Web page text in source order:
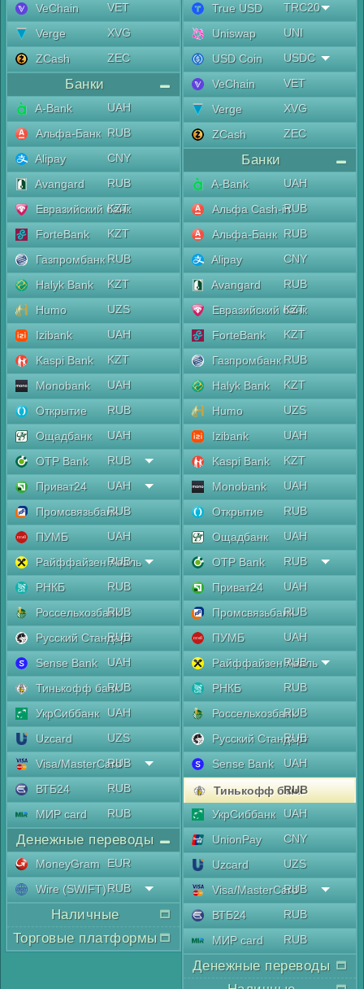
VeChain
VET
Verge
XVG
ZCash
ZEC
Банки
A-Bank
UAH
Альфа-Банк RUB
Alipay
CNY
Avangard
RUB
Евразийский банк
KZT
ForteBank
KZT
Газпромбанк RUB
Halyk Bank
KZT
Humo
UZS
Izibank
UAH
Kaspi Bank
KZT
Monobank
UAH
Открытие
RUB
Ощадбанк
UAH
OTP Bank
RUB
Приват24
UAH
ПромсвязьбанкRUB
ПУМБ
UAH
Райффайзен Аваль
RUB
РНКБ
RUB
РоссельхозбанкRUB
Русский Стандарт
RUB
Sense Bank
UAH
Тинькофф банкRUB
УкрСиббанк
UAH
Uzcard
UZS
Visa/MasterCard
RUB
ВТБ24
RUB
МИР card
RUB
Денежные переводы
MoneyGram
EUR
Wire (SWIFT)RUB
Наличные
Торговые платформы
True USD
TRC20
Uniswap
UNI
USD Coin
USDC
VeChain
VET
Verge
XVG
ZCash
ZEC
Банки
A-Bank
UAH
Альфа Cash-inRUB
Альфа-Банк RUB
Alipay
CNY
Avangard
RUB
Евразийский банк
KZT
ForteBank
KZT
Газпромбанк RUB
Halyk Bank
KZT
Humo
UZS
Izibank
UAH
Kaspi Bank
KZT
Monobank
UAH
Открытие
RUB
Ощадбанк
UAH
OTP Bank
RUB
Приват24
UAH
ПромсвязьбанкRUB
ПУМБ
UAH
Райффайзен Аваль
RUB
РНКБ
RUB
РоссельхозбанкRUB
Русский Стандарт
RUB
Sense Bank
UAH
Тинькофф банк
RUB
УкрСиббанк
UAH
UnionPay
CNY
Uzcard
UZS
Visa/MasterCard
RUB
ВТБ24
RUB
МИР card
RUB
Денежные переводы